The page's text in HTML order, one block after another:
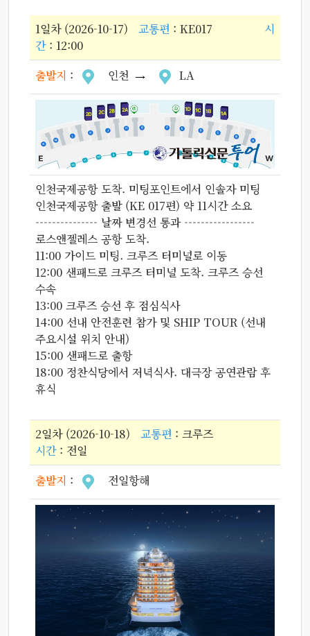
1일차 (2026-10-17) 교통편 : KE017
시
간: 12:00
출발지 : 인천 LA
인천국제공항 도착. 미팅포인트에서 인솔자 미팅
인천국제공항 출발 (KE 017편) 약 11시간 소요
--------------- 날짜 변경선 통과 -----------------
로스앤젤레스 공항 도착.
11:00 가이드 미팅. 크루즈 터미널로 이동
12:00 샌패드로 크루즈 터미널 도착. 크루즈 승선
수속
13:00 크루즈 승선 후 점심식사
14:00 선내 안전훈련 참가 및 SHIP TOUR (선내
주요시설 위치 안내)
15:00 샌패드로 출항
18:00 정찬식당에서 저녁식사. 대극장 공연관람 후
휴식
2일차 (2026-10-18) 교통편 : 크루즈
시간: 전일
출발지 : 전일항해